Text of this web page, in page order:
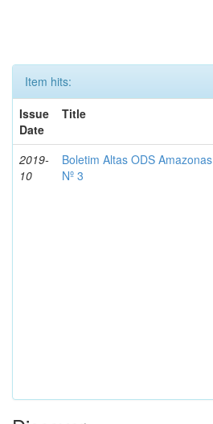
Item hits:
Issue
Date
Title
2019-
10
Boletim Altas ODS Amazonas
Nº 3